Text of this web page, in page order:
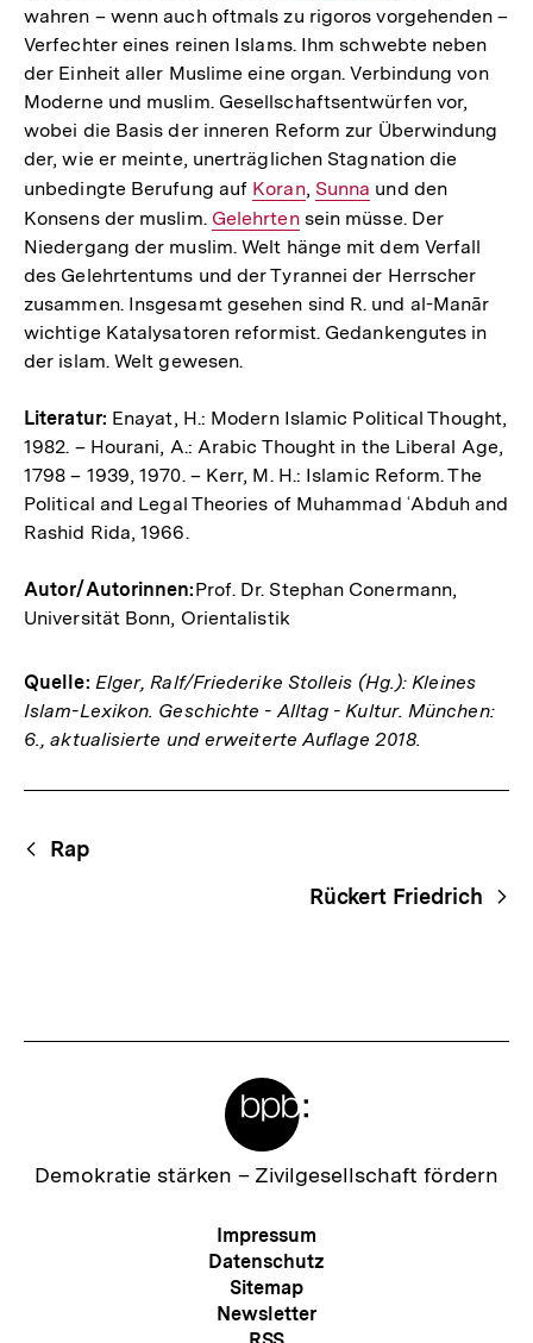
Link:
wahren – wenn auch oftmals zu rigoros vorgehenden –
Verfechter eines reinen Islams. Ihm schwebte neben
der Einheit aller Muslime eine organ. Verbindung von
Moderne und muslim. Gesellschaftsentwürfen vor,
wobei die Basis der inneren Reform zur Überwindung
der, wie er meinte, unerträglichen Stagnation die
unbedingte Berufung auf Interner
Link:
Koran, Interner
Link:
Sunna und den
Konsens der muslim. Interner
Link:
Gelehrtensein müsse. Der
Niedergang der muslim. Welt hänge mit dem Verfall
des Gelehrtentums und der ­Tyrannei der Herrscher
zusammen. Insgesamt gesehen sind R. und al-­Manār
wichtige Katalysatoren reformist. Gedankengutes in
der islam. Welt gewesen.
Literatur: Enayat, H.: Modern Islamic Political Thought,
1982. – Hourani, A.: Arabic Thought in the Liberal Age,
1798 – 1939, 1970. – Kerr, M. H.: Islamic Reform. The
Political and Legal Theories of Muhammad ʿAbduh and
Rashid Rida, 1966.
Autor/Autorinnen:Prof. Dr. Stephan Conermann,
Universität Bonn, Orientalistik
Quelle: Elger, Ralf/Friederike Stolleis (Hg.): Kleines
Islam-Lexikon. Geschichte - Alltag - Kultur. München:
6., aktualisierte und erweiterte Auflage 2018.
Begriffsnavigation
Content-
Navigation
Rap
Rückert Friedrich
Zur
Demokratie stärken – Zivilgesellschaft fördern
Meta-
Navigation
Impressum
Datenschutz
Sitemap
Newsletter